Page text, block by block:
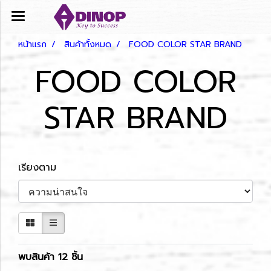
หน้าแรก สินค้าทั้งหมด FOOD COLOR STAR BRAND
FOOD COLOR
STAR BRAND
เรียงตาม
พบสินค้า 12 ชิ้น